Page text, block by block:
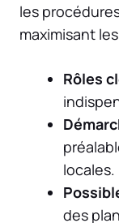
les
maximisant
Rôles
locales.
des